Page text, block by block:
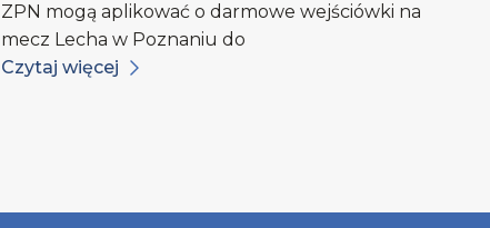
ZPN mogą aplikować o darmowe wejściówki na
mecz Lecha w Poznaniu do
Czytaj więcej